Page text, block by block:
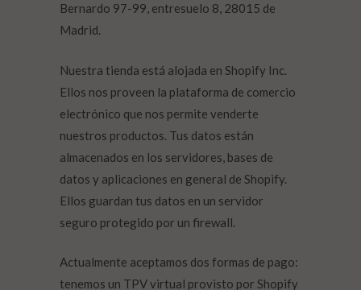
Bernardo 97-99, entresuelo 8, 28015 de
Madrid.
Nuestra tienda está alojada en Shopify Inc.
Ellos nos proveen la plataforma de comercio
electrónico que nos permite venderte
nuestros productos. Tus datos están
almacenados en los servidores, bases de
datos y aplicaciones en general de Shopify.
Ellos guardan tus datos en un servidor
seguro protegido por un firewall.
Actualmente aceptamos dos formas de pago:
tenemos un TPV virtual provisto por Shopify